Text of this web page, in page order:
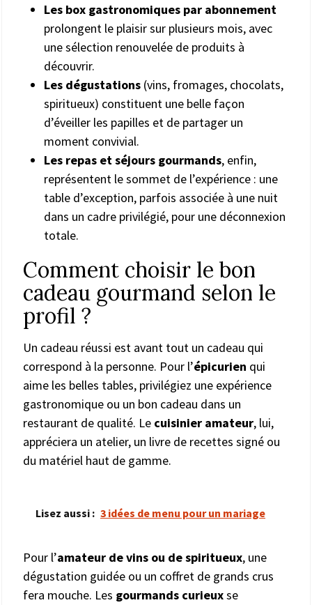
Les box gastronomiques par abonnement
prolongent le plaisir sur plusieurs mois, avec
une sélection renouvelée de produits à
découvrir.
Les dégustations (vins, fromages, chocolats,
spiritueux) constituent une belle façon
d’éveiller les papilles et de partager un
moment convivial.
Les repas et séjours gourmands, enfin,
représentent le sommet de l’expérience : une
table d’exception, parfois associée à une nuit
dans un cadre privilégié, pour une déconnexion
totale.
Comment choisir le bon
cadeau gourmand selon le
profil ?
Un cadeau réussi est avant tout un cadeau qui
correspond à la personne. Pour l’épicurien qui
aime les belles tables, privilégiez une expérience
gastronomique ou un bon cadeau dans un
restaurant de qualité. Le cuisinier amateur, lui,
appréciera un atelier, un livre de recettes signé ou
du matériel haut de gamme.
Lisez aussi : 3 idées de menu pour un mariage
Pour l’amateur de vins ou de spiritueux, une
dégustation guidée ou un coffret de grands crus
fera mouche. Les gourmands curieuxse